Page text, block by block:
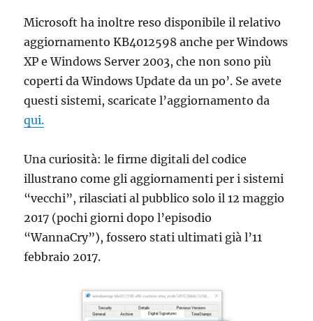
Microsoft ha inoltre reso disponibile il relativo
aggiornamento KB4012598 anche per Windows
XP e Windows Server 2003, che non sono più
coperti da Windows Update da un po’. Se avete
questi sistemi, scaricate l’aggiornamento da
qui.
Una curiosità: le firme digitali del codice
illustrano come gli aggiornamenti per i sistemi
“vecchi”, rilasciati al pubblico solo il 12 maggio
2017 (pochi giorni dopo l’episodio
“WannaCry”), fossero stati ultimati già l’11
febbraio 2017.